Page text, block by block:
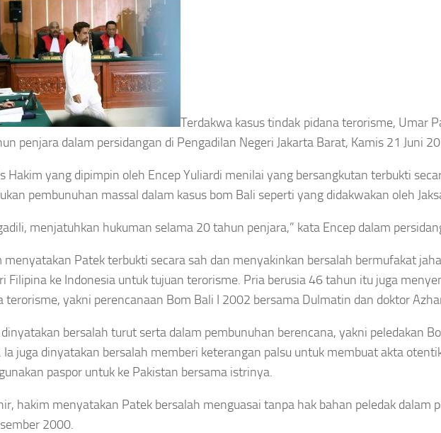
Terdakwa kasus tindak pidana terorisme, Umar
penjara dalam persidangan di Pengadilan Negeri Jakarta Barat, Kamis 21 Juni
Hakim yang dipimpin oleh Encep Yuliardi menilai yang bersangkutan terbukti
pembunuhan massal dalam kasus bom Bali seperti yang didakwakan oleh
menjatuhkan hukuman selama 20 tahun penjara,” kata Encep dalam
menyatakan Patek terbukti secara sah dan menyakinkan bersalah bermufakat
Filipina ke Indonesia untuk tujuan terorisme. Pria berusia 46 tahun itu juga
terorisme, yakni perencanaan Bom Bali I 2002 bersama Dulmatin dan doktor
bersalah turut serta dalam pembunuhan berencana, yakni peledakan
Ia juga dinyatakan bersalah memberi keterangan palsu untuk membuat akta
paspor untuk ke Pakistan bersama istrinya.
hakim menyatakan Patek bersalah menguasai tanpa hak bahan peledak dalam
2000.